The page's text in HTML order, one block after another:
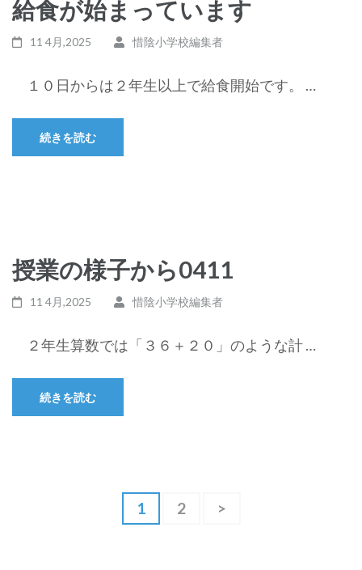
給食が始まっています
11 4月,2025 惜陰小学校編集者
１０日からは２年生以上で給食開始です。 …
続きを読む
授業の様子から0411
11 4月,2025 惜陰小学校編集者
２年生算数では「３６＋２０」のような計 …
続きを読む
固
定
1
固
2 >